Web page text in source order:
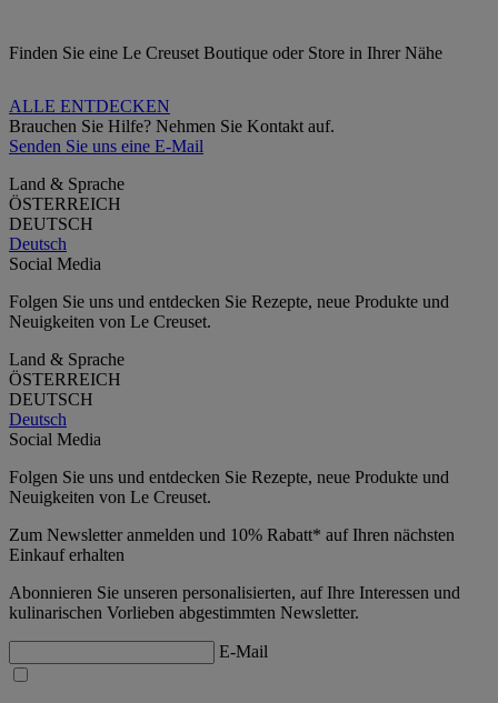
Finden Sie eine Le Creuset Boutique oder Store in Ihrer Nähe
ALLE ENTDECKEN
Brauchen Sie Hilfe? Nehmen Sie Kontakt auf.
Senden Sie uns eine E-Mail
Land & Sprache
ÖSTERREICH
DEUTSCH
Deutsch
Social Media
Folgen Sie uns und entdecken Sie Rezepte, neue Produkte und
Neuigkeiten von Le Creuset.
Land & Sprache
ÖSTERREICH
DEUTSCH
Deutsch
Social Media
Folgen Sie uns und entdecken Sie Rezepte, neue Produkte und
Neuigkeiten von Le Creuset.
Zum Newsletter anmelden und 10% Rabatt* auf Ihren nächsten
Einkauf erhalten
Abonnieren Sie unseren personalisierten, auf Ihre Interessen und
kulinarischen Vorlieben abgestimmten Newsletter.
E-Mail